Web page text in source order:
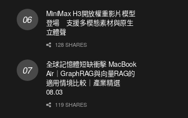
MiniMax H3開放權重影片模型
登場 支援多模態素材與原生
立體聲
128 SHARES
全球記憶體短缺衝擊 MacBook
Air｜GraphRAG與向量RAG的
適用情境比較｜產業精選
08.03
119 SHARES